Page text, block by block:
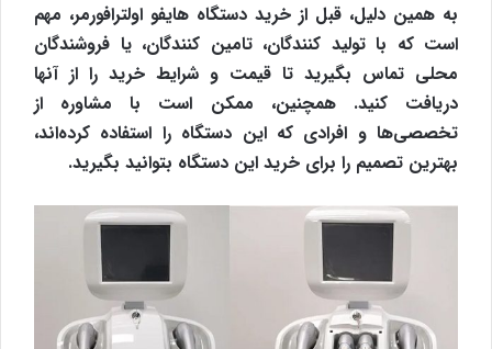
به همین دلیل، قبل از خرید دستگاه هایفو اولترافورمر، مهم
است که با تولید کنندگان، تامین کنندگان، یا فروشندگان
محلی تماس بگیرید تا قیمت و شرایط خرید را از آنها
دریافت کنید. همچنین، ممکن است با مشاوره از
تخصصی‌ها و افرادی که این دستگاه را استفاده کرده‌اند،
بهترین تصمیم را برای خرید این دستگاه بتوانید بگیرید.